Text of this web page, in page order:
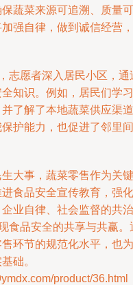
蔬菜来源可追溯、质量可
强自律，做到诚信经营，
志愿者深入居民小区，通
知识。例如，居民们学习
了解了本地蔬菜供应渠道
护能力，也促进了邻里间
大事，蔬菜零售作为关键
食品安全宣传教育，强化
业自律、社会监督的共治
食品安全的共享与共赢。
环节的规范化水平，也为
础。
product/36.html